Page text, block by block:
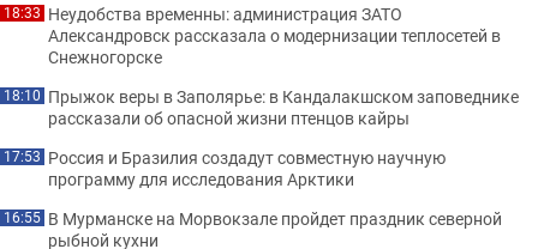
18:33 Неудобства временны: администрация ЗАТО
Александровск рассказала о модернизации теплосетей в
Снежногорске
18:10 Прыжок веры в Заполярье: в Кандалакшском заповеднике
рассказали об опасной жизни птенцов кайры
17:53 Россия и Бразилия создадут совместную научную
программу для исследования Арктики
16:55 В Мурманске на Морвокзале пройдет праздник северной
рыбной кухни